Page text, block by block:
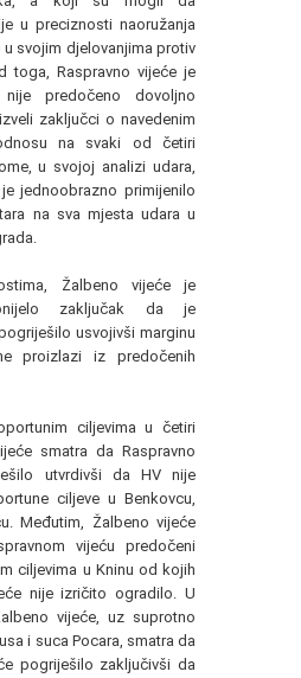
u preciznosti naoružanja
u svojim djelovanjima protiv
toga, Raspravno vijeće je
predočeno dovoljno
zaključci o navedenim
na svaki od četiri
u svojoj analizi udara,
jednoobrazno primijenilo
na sva mjesta udara u
Žalbeno vijeće je
zaključak da je
usvojivši marginu
proizlazi iz predočenih
ciljevima u četiri
smatra da Raspravno
utvrdivši da HV nije
ciljeve u Benkovcu,
Međutim, Žalbeno vijeće
vijeću predočeni
ciljevima u Kninu od kojih
nije izričito ogradilo. U
vijeće, uz suprotno
i suca Pocara, smatra da
pogriješilo zaključivši da